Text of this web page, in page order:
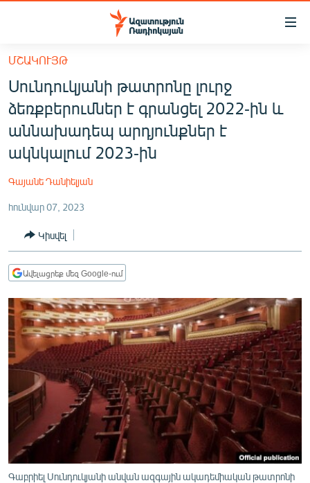
Մատչելիության
հիմնական
բովանդակությանը
Անցնել
հիմնական
մենյուին
Որոնում
ՀԱՅԱՍՏԱՆ
ՔԱՂԱՔԱԿԱՆ
ԸՆՏՐՈՒԹՅՈՒՆՆԵՐ 2026
ՊԱՏԵՐԱԶՄԻ 6 ՇԱԲԱԹՆԵՐԸ
ՏԱՐԱԾԱՇՐՋԱՆ
ՄԻՋԱԶԳԱՅԻՆ
ՄՇԱԿՈՒՅԹ
ՍՊՈՐՏ
ՄԵԿՆԱԲԱՆՈՒԹՅՈՒՆ
ՏՏ ԵՒ ԻՆՏԵՐՆԵՏ
ԿՈՐՈՆԱՎԻՐՈՒՍ
ԱՐԽԻՎ
ՄՇԱԿՈՒՅԹ
Սունդուկյանի թատրոնը լուրջ
ձեռքբերումներ է գրանցել 2022-ին և
աննախադեպ արդյունքներ է
ակնկալում 2023-ին
Գայանե Դանիելյան
հունվար 07, 2023
Կիսվել
Ավելացրեք մեզ Google-ում
Գաբրիել Սունդուկյանի անվան ազգային ակադեմիական թատրոնի